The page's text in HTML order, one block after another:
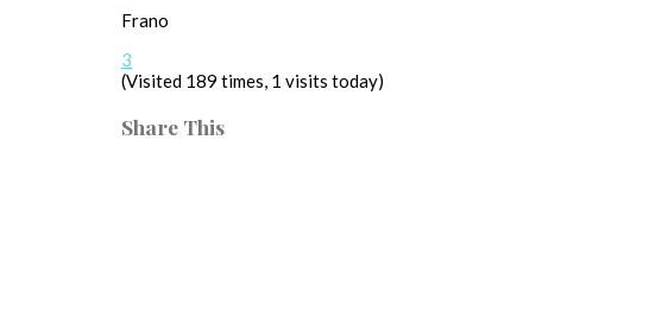
Frano
3
(Visited 189 times, 1 visits today)
Share This